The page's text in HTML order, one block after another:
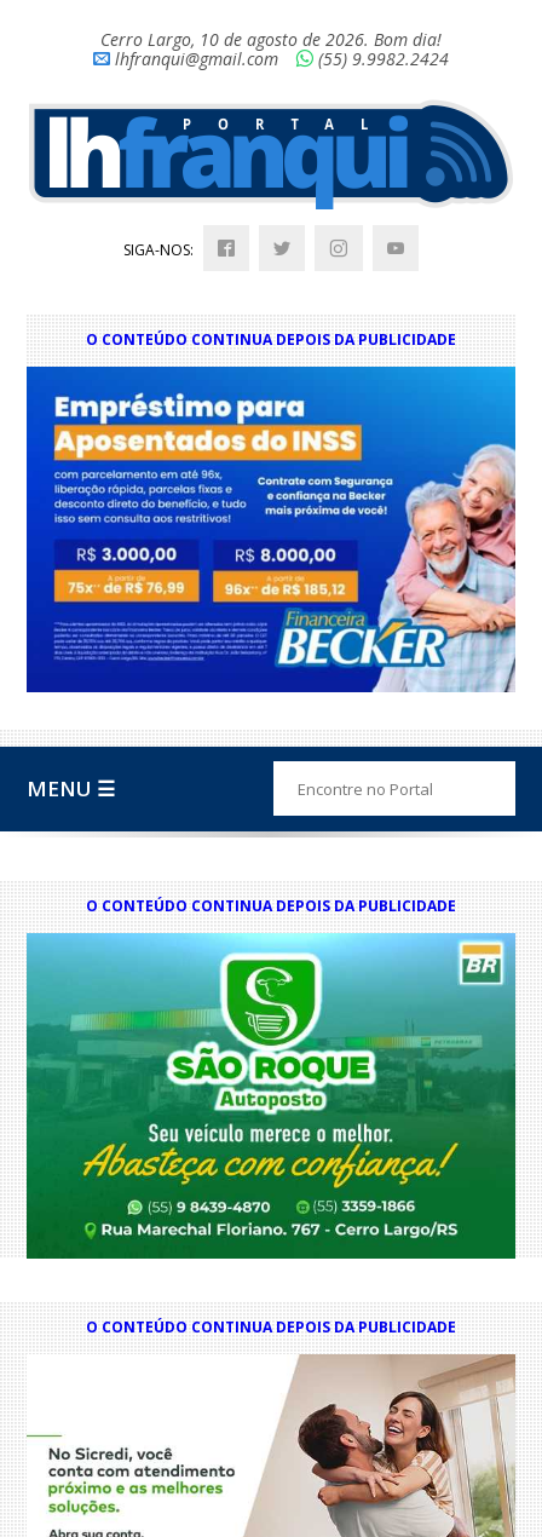
Cerro Largo, 10 de agosto de 2026. Bom dia!
lhfranqui@gmail.com
(55) 9.9982.2424
SIGA-NOS:
O CONTEÚDO CONTINUA DEPOIS DA PUBLICIDADE
MENU ☰
O CONTEÚDO CONTINUA DEPOIS DA PUBLICIDADE
O CONTEÚDO CONTINUA DEPOIS DA PUBLICIDADE